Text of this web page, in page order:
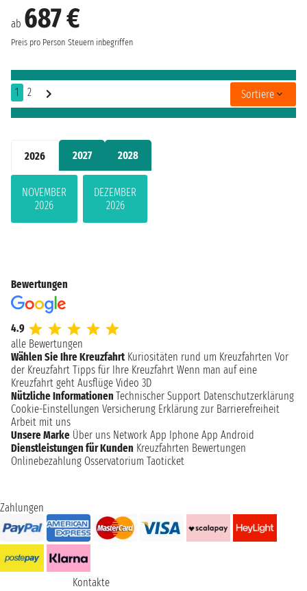
2026 2027 2028
NOVEMBER
2026
DEZEMBER
2026
ab 687 €
Preis pro Person Steuern inbegriffen
1 2 Sortiere
Bewertungen
4.9
alle Bewertungen
Wählen Sie Ihre Kreuzfahrt Kuriositäten rund um Kreuzfahrten Vor
der Kreuzfahrt Tipps für Ihre Kreuzfahrt Wenn man auf eine
Kreuzfahrt geht Ausflüge Video 3D
Nützliche Informationen Technischer Support Datenschutzerklärung
Cookie-Einstellungen Versicherung Erklärung zur Barrierefreiheit
Arbeit mit uns
Unsere Marke Über uns Network App Iphone App Android
Dienstleistungen für Kunden Kreuzfahrten Bewertungen
Onlinebezahlung Osservatorium Taoticket
Zahlungen
Kontakte